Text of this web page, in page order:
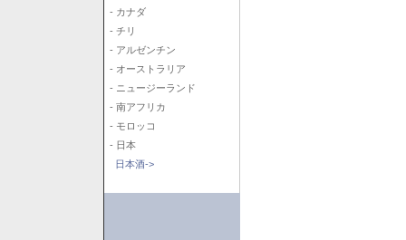
- カナダ
- チリ
- アルゼンチン
- オーストラリア
- ニュージーランド
- 南アフリカ
- モロッコ
- 日本
日本酒->